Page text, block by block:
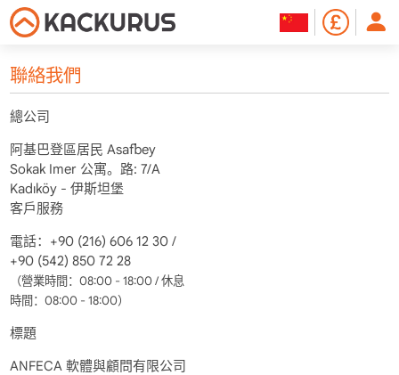
聯絡我們
總公司
阿基巴登區居民 Asafbey
Sokak Imer 公寓。路: 7/A
Kadıköy - 伊斯坦堡
客戶服務
電話：+90 (216) 606 12 30 /
+90 (542) 850 72 28
（營業時間：08:00 - 18:00 / 休息
時間：08:00 - 18:00）
標題
ANFECA 軟體與顧問有限公司